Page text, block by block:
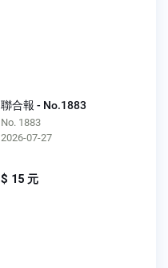
聯合報 - No.1883
No. 1883
2026-07-27
$ 15 元